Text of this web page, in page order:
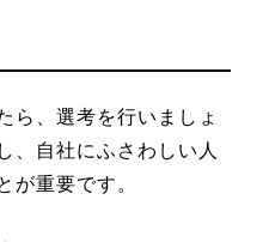
ら、選考を行いましょ
、自社にふさわしい人
が重要です。